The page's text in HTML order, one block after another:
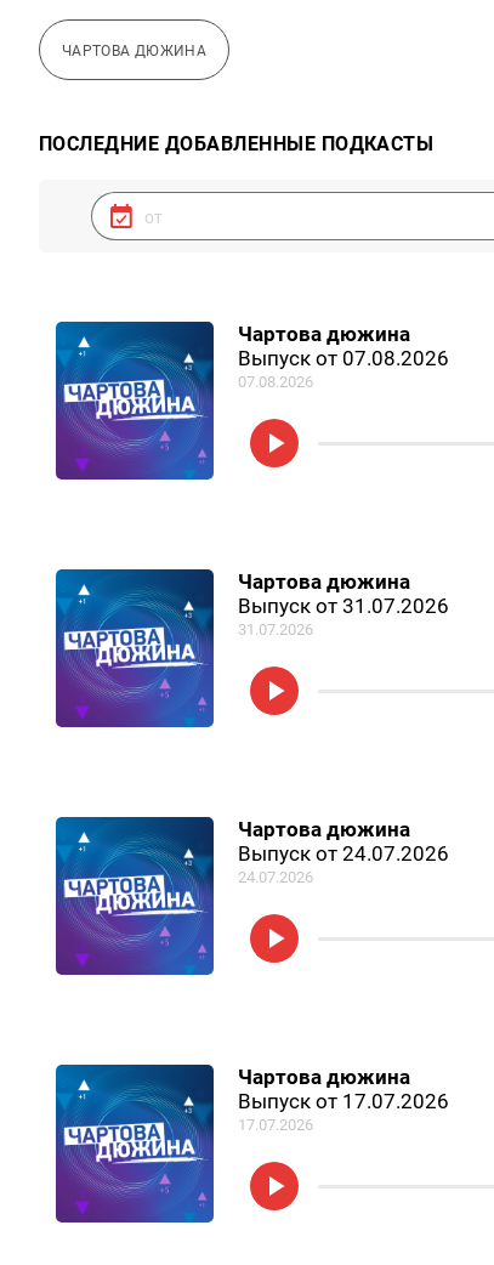
ЧАРТОВА ДЮЖИНА
ПОСЛЕДНИЕ ДОБАВЛЕННЫЕ ПОДКАСТЫ
Чартова дюжина
Выпуск от 07.08.2026
07.08.2026
Чартова дюжина
Выпуск от 31.07.2026
31.07.2026
Чартова дюжина
Выпуск от 24.07.2026
24.07.2026
Чартова дюжина
Выпуск от 17.07.2026
17.07.2026